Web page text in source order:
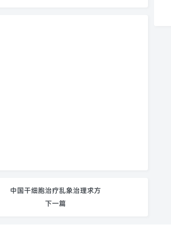
中国干细胞治疗乱象治理求方
下一篇